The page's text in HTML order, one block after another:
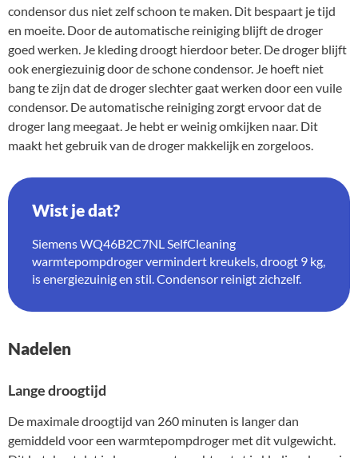
condensor dus niet zelf schoon te maken. Dit bespaart je tijd
en moeite. Door de automatische reiniging blijft de droger
goed werken. Je kleding droogt hierdoor beter. De droger blijft
ook energiezuinig door de schone condensor. Je hoeft niet
bang te zijn dat de droger slechter gaat werken door een vuile
condensor. De automatische reiniging zorgt ervoor dat de
droger lang meegaat. Je hebt er weinig omkijken naar. Dit
maakt het gebruik van de droger makkelijk en zorgeloos.
Wist je dat?
Siemens WQ46B2C7NL SelfCleaning
warmtepompdroger vermindert kreukels, droogt 9 kg,
is energiezuinig en stil. Condensor reinigt zichzelf.
Nadelen
Lange droogtijd
De maximale droogtijd van 260 minuten is langer dan
gemiddeld voor een warmtepompdroger met dit vulgewicht.